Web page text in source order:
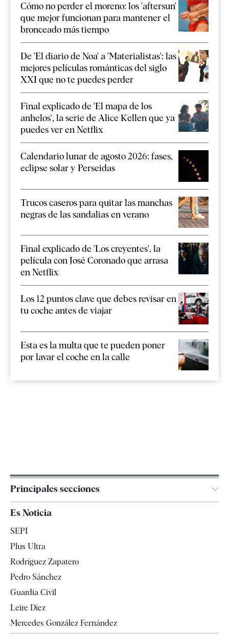
Cómo no perder el moreno: los 'aftersun'
que mejor funcionan para mantener el
bronceado más tiempo
De 'El diario de Noa' a 'Materialistas': las
mejores películas románticas del siglo
XXI que no te puedes perder
Final explicado de 'El mapa de los
anhelos', la serie de Alice Kellen que ya
puedes ver en Netflix
Calendario lunar de agosto 2026: fases,
eclipse solar y Perseidas
Trucos caseros para quitar las manchas
negras de las sandalias en verano
Final explicado de 'Los creyentes', la
película con José Coronado que arrasa
en Netflix
Los 12 puntos clave que debes revisar en
tu coche antes de viajar
Esta es la multa que te pueden poner
por lavar el coche en la calle
Principales secciones
España
Televisión
Es Noticia
SEPI
Plus Ultra
Rodríguez Zapatero
Pedro Sánchez
Guardia Civil
Leire Díez
Mercedes González Fernández